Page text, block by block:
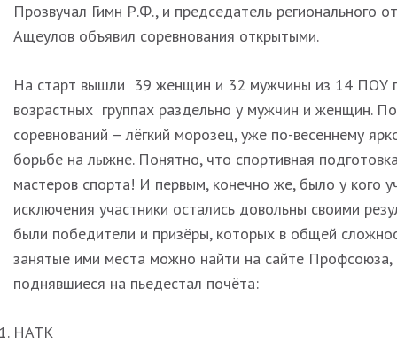
Прозвучал Гимн Р.Ф., и председатель
Ащеулов объявил соревнования открытыми.
На старт вышли 39 женщин и 32 мужчины из 14 ПОУ
возрастных группах раздельно у мужчин и женщин.
соревнований – лёгкий морозец, уже по-весеннему
борьбе на лыжне. Понятно, что спортивная
мастеров спорта! И первым, конечно же, было у кого
исключения участники остались довольны своими
были победители и призёры, которых в общей
занятые ими места можно найти на сайте
поднявшиеся на пьедестал почёта:
НАТК